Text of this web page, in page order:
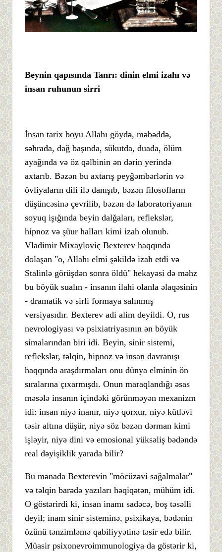
Beynin qapısında Tanrı: dinin elmi izahı və
insan ruhunun sirri
İnsan tarix boyu Allahı göydə, məbəddə,
səhrada, dağ başında, sükutda, duada, ölüm
ayağında və öz qəlbinin ən dərin yerində
axtarıb. Bəzən bu axtarış peyğəmbərlərin və
övliyaların dili ilə danışıb, bəzən filosofların
düşüncəsinə çevrilib, bəzən də laboratoriyanın
soyuq işığında beyin dalğaları, reflekslər,
hipnoz və şüur halları kimi izah olunub.
Vladimir Mixayloviç Bexterev haqqında
dolaşan "o, Allahı elmi şəkildə izah etdi və
Stalinlə görüşdən sonra öldü" hekayəsi də məhz
bu böyük sualın - insanın ilahi olanla əlaqəsinin
- dramatik və sirli formaya salınmış
versiyasıdır. Bexterev adi alim deyildi. O, rus
nevrologiyası və psixiatriyasının ən böyük
simalarından biri idi. Beyin, sinir sistemi,
reflekslər, təlqin, hipnoz və insan davranışı
haqqında araşdırmaları onu dünya elminin ön
sıralarına çıxarmışdı. Onun maraqlandığı əsas
məsələ insanın içindəki görünməyən mexanizm
idi: insan niyə inanır, niyə qorxur, niyə kütləvi
təsir altına düşür, niyə söz bəzən dərman kimi
işləyir, niyə dini və emosional yüksəliş bədəndə
real dəyişiklik yarada bilir?
Bu mənada Bexterevin "möcüzəvi sağalmalar"
və təlqin barədə yazıları həqiqətən, mühüm idi.
O göstərirdi ki, insan inamı sadəcə, boş təsəlli
deyil; inam sinir sisteminə, psixikaya, bədənin
özünü tənzimləmə qabiliyyətinə təsir edə bilir.
Müasir psixonevroimmunologiya da göstərir ki,